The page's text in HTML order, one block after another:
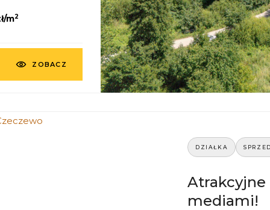
m2
ZOBACZ
DZIAŁKA
Atrakcyjne
mediami!